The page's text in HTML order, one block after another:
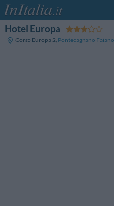
Hotel Europa
Corso Europa 2, Pontecagnano Faiano